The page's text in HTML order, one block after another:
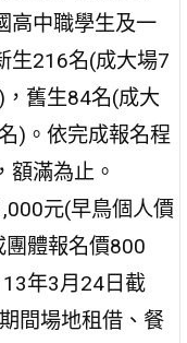
高中職學生及一
生216名(成大場7
舊生84名(成大
)。依完成報名程
額滿為止。
元(早鳥個人價
體報名價800
年3月24日截
間場地租借、餐